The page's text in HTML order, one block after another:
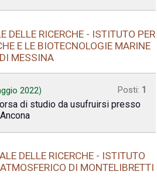
DELLE RICERCHE - ISTITUTO PER
E LE BIOTECNOLOGIE MARINE
DI MESSINA
2022) Posti: 1
di studio da usufruirsi presso
DELLE RICERCHE - ISTITUTO
DI MONTELIBRETTI